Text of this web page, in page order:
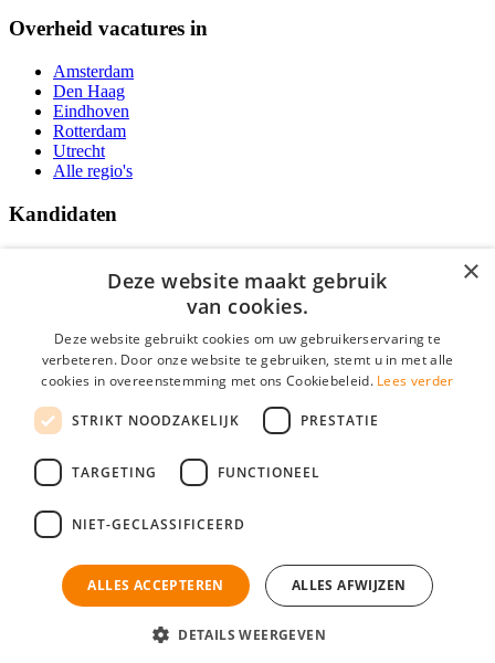
Overheid vacatures in
Amsterdam
Den Haag
Eindhoven
Rotterdam
Utrecht
Alle regio's
Kandidaten
Vacatures
Over Vacatures Overheid Online
YoungCapital IOS App
YoungCapital Android App
Social
Vacatures Overheid is onderdeel van YoungCapital • © 2026 • KvK nr:
Mogen wij cookies plaatsen? Check hier ons
×
Deze website maakt gebruik
van cookies.
Deze website gebruikt cookies om uw gebruikerservaring te
verbeteren. Door onze website te gebruiken, stemt u in met alle
cookies in overeenstemming met ons Cookiebeleid. Lees verder
STRIKT NOODZAKELIJK PRESTATIE
TARGETING FUNCTIONEEL
NIET-GECLASSIFICEERD
ALLES ACCEPTEREN ALLES AFWIJZEN
DETAILS WEERGEVEN